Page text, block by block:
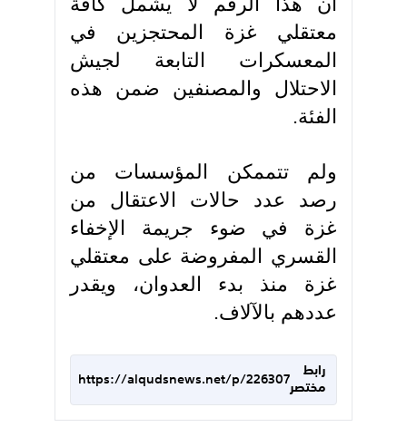
معتقلي غزة المحتجزين في
المعسكرات التابعة لجيش
الاحتلال والمصنفين ضمن هذه
الفئة.
ولم تتممكن المؤسسات من
رصد عدد حالات الاعتقال من
غزة في ضوء جريمة الإخفاء
القسري المفروضة على معتقلي
غزة منذ بدء العدوان، ويقدر
عددهم بالآلاف.
رابط
مختصر
https://alqudsnews.net/p/226307